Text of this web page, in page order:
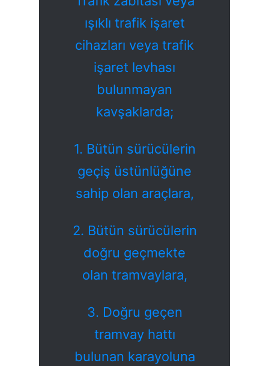
ışıklı trafik işaret
cihazları veya trafik
işaret levhası
bulunmayan
kavşaklarda;
1. Bütün sürücülerin
geçiş üstünlüğüne
sahip olan araçlara,
2. Bütün sürücülerin
doğru geçmekte
olan tramvaylara,
3. Doğru geçen
tramvay hattı
bulunan karayoluna